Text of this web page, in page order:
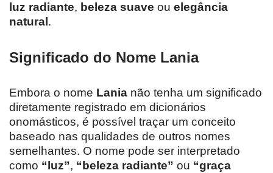
luz radiante, beleza suave ou elegância
natural .
Significado do Nome Lania
Embora o nome Lania não tenha um significado
diretamente registrado em dicionários
onomásticos, é possível traçar um conceito
baseado nas qualidades de outros nomes
semelhantes. O nome pode ser interpretado
como “luz”, “beleza radiante” ou “graça